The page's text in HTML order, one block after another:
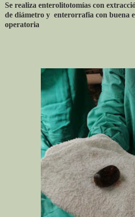
Se realiza enterolitotomías con
de diámetro y enterorrafia con buena
operatoria